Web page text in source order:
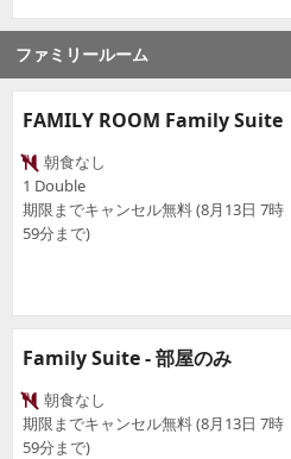
ファミリールーム
FAMILY ROOM Family Suite
朝食なし
1 Double
期限までキャンセル無料 (8月13日 7時
59分まで)
Family Suite - 部屋のみ
朝食なし
期限までキャンセル無料 (8月13日 7時
59分まで)